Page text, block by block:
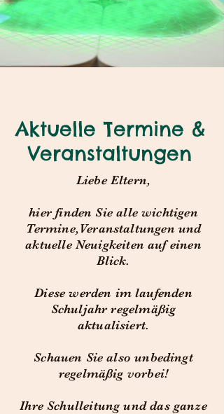
Aktuelle Termine &
Veranstaltungen
Liebe Eltern,
hier finden Sie alle wichtigen
Termine,Veranstaltungen und
aktuelle Neuigkeiten auf einen
Blick.
Diese werden im laufenden
Schuljahr regelmäßig
aktualisiert.
Schauen Sie also unbedingt
regelmäßig vorbei!
Ihre Schulleitung und das ganze